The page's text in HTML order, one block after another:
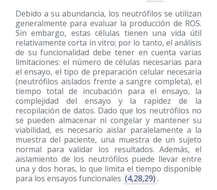
Debido a su abundancia, los neutrófilos se utilizan
generalmente para evaluar la producción de ROS.
Sin embargo, estas células tienen una vida útil
relativamente corta in vitro; por lo tanto, el análisis
de su funcionalidad debe tener en cuenta varias
limitaciones: el número de células necesarias para
el ensayo, el tipo de preparación celular necesaria
(neutrófilos aislados frente a sangre completa), el
tiempo total de incubación para el ensayo, la
complejidad del ensayo y la rapidez de la
recopilación de datos. Dado que los neutrófilos no
se pueden almacenar ni congelar y mantener su
viabilidad, es necesario aislar paralelamente a la
muestra del paciente, una muestra de un sujeto
normal para validar los resultados. Además, el
aislamiento de los neutrófilos puede llevar entre
una y dos horas, lo que limita el tiempo disponible
para los ensayos funcionales (4,28,29) .